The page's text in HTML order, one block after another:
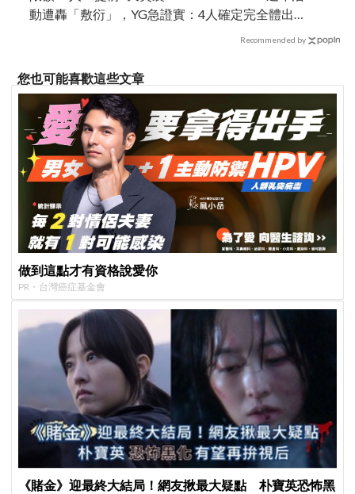
動遭轟「敷衍」，YG急證實：4人確定完全體出
Recommended by
您也可能喜歡這些文章
做到這點才有資格說愛你
PR・台灣癌症基金會
《賭金》迎最終大結局！網友揪最大疑點 朴寶英恐怖黑